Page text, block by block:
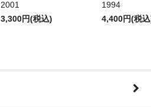
2001
3,300円(税込)
1994
4,400円(税